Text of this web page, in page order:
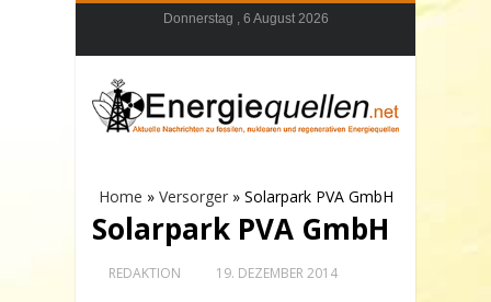
Donnerstag , 6 August 2026
Home » Versorger» Solarpark PVA GmbH
Solarpark PVA GmbH
REDAKTION 19. DEZEMBER 2014